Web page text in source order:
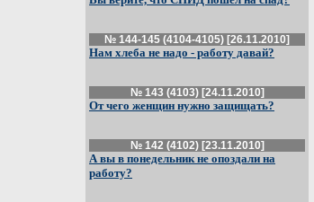
№ 144-145 (4104-4105) [26.11.2010]
Нам хлеба не надо - работу давай?
№ 143 (4103) [24.11.2010]
От чего женщин нужно защищать?
№ 142 (4102) [23.11.2010]
А вы в понедельник не опоздали на
работу?